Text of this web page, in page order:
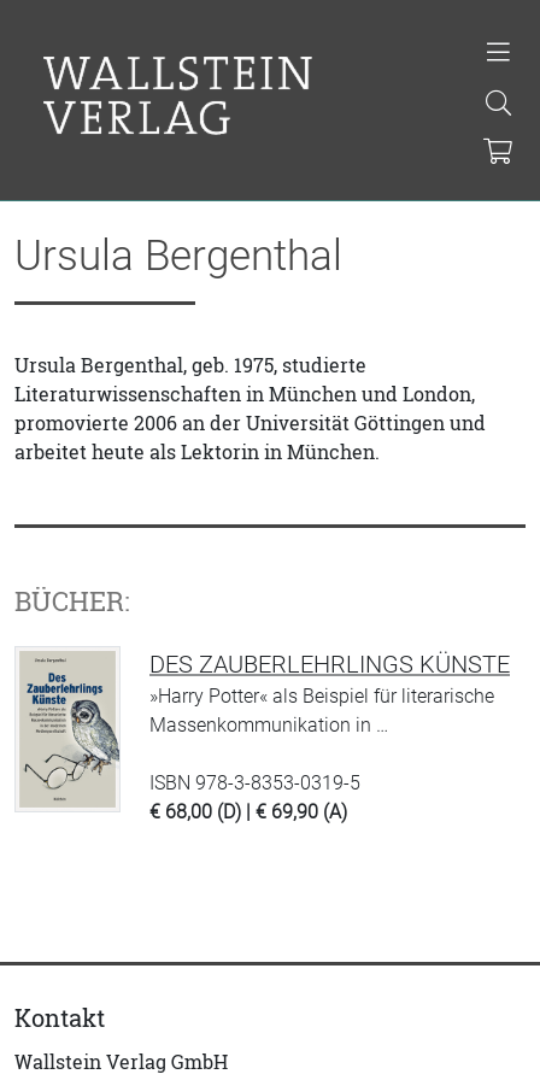
Ursula Bergenthal
Ursula Bergenthal, geb. 1975, studierte
Literaturwissenschaften in München und London,
promovierte 2006 an der Universität Göttingen und
arbeitet heute als Lektorin in München.
BÜCHER:
DES ZAUBERLEHRLINGS KÜNSTE
»Harry Potter« als Beispiel für literarische
Massenkommunikation in …
ISBN 978-3-8353-0319-5
€ 68,00 (D) | € 69,90 (A)
Kontakt
Wallstein Verlag GmbH